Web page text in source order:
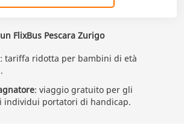
FlixBus Pescara Zurigo
: tariffa ridotta per bambini di età
: viaggio gratuito per gli
individui portatori di handicap.